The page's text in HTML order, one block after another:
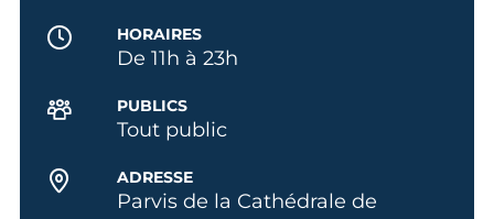
HORAIRES
De 11h à 23h
PUBLICS
Tout public
ADRESSE
Parvis de la Cathédrale de